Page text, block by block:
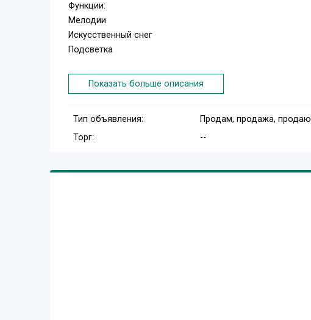
Функции:
Мелодии
Искусственный снег
Подсветка
Работает:
От батареек или USB кабель.
Количество ограничено.
Показать больше описания
Тип объявления:
Продам, продажа, продаю
Торг:
--